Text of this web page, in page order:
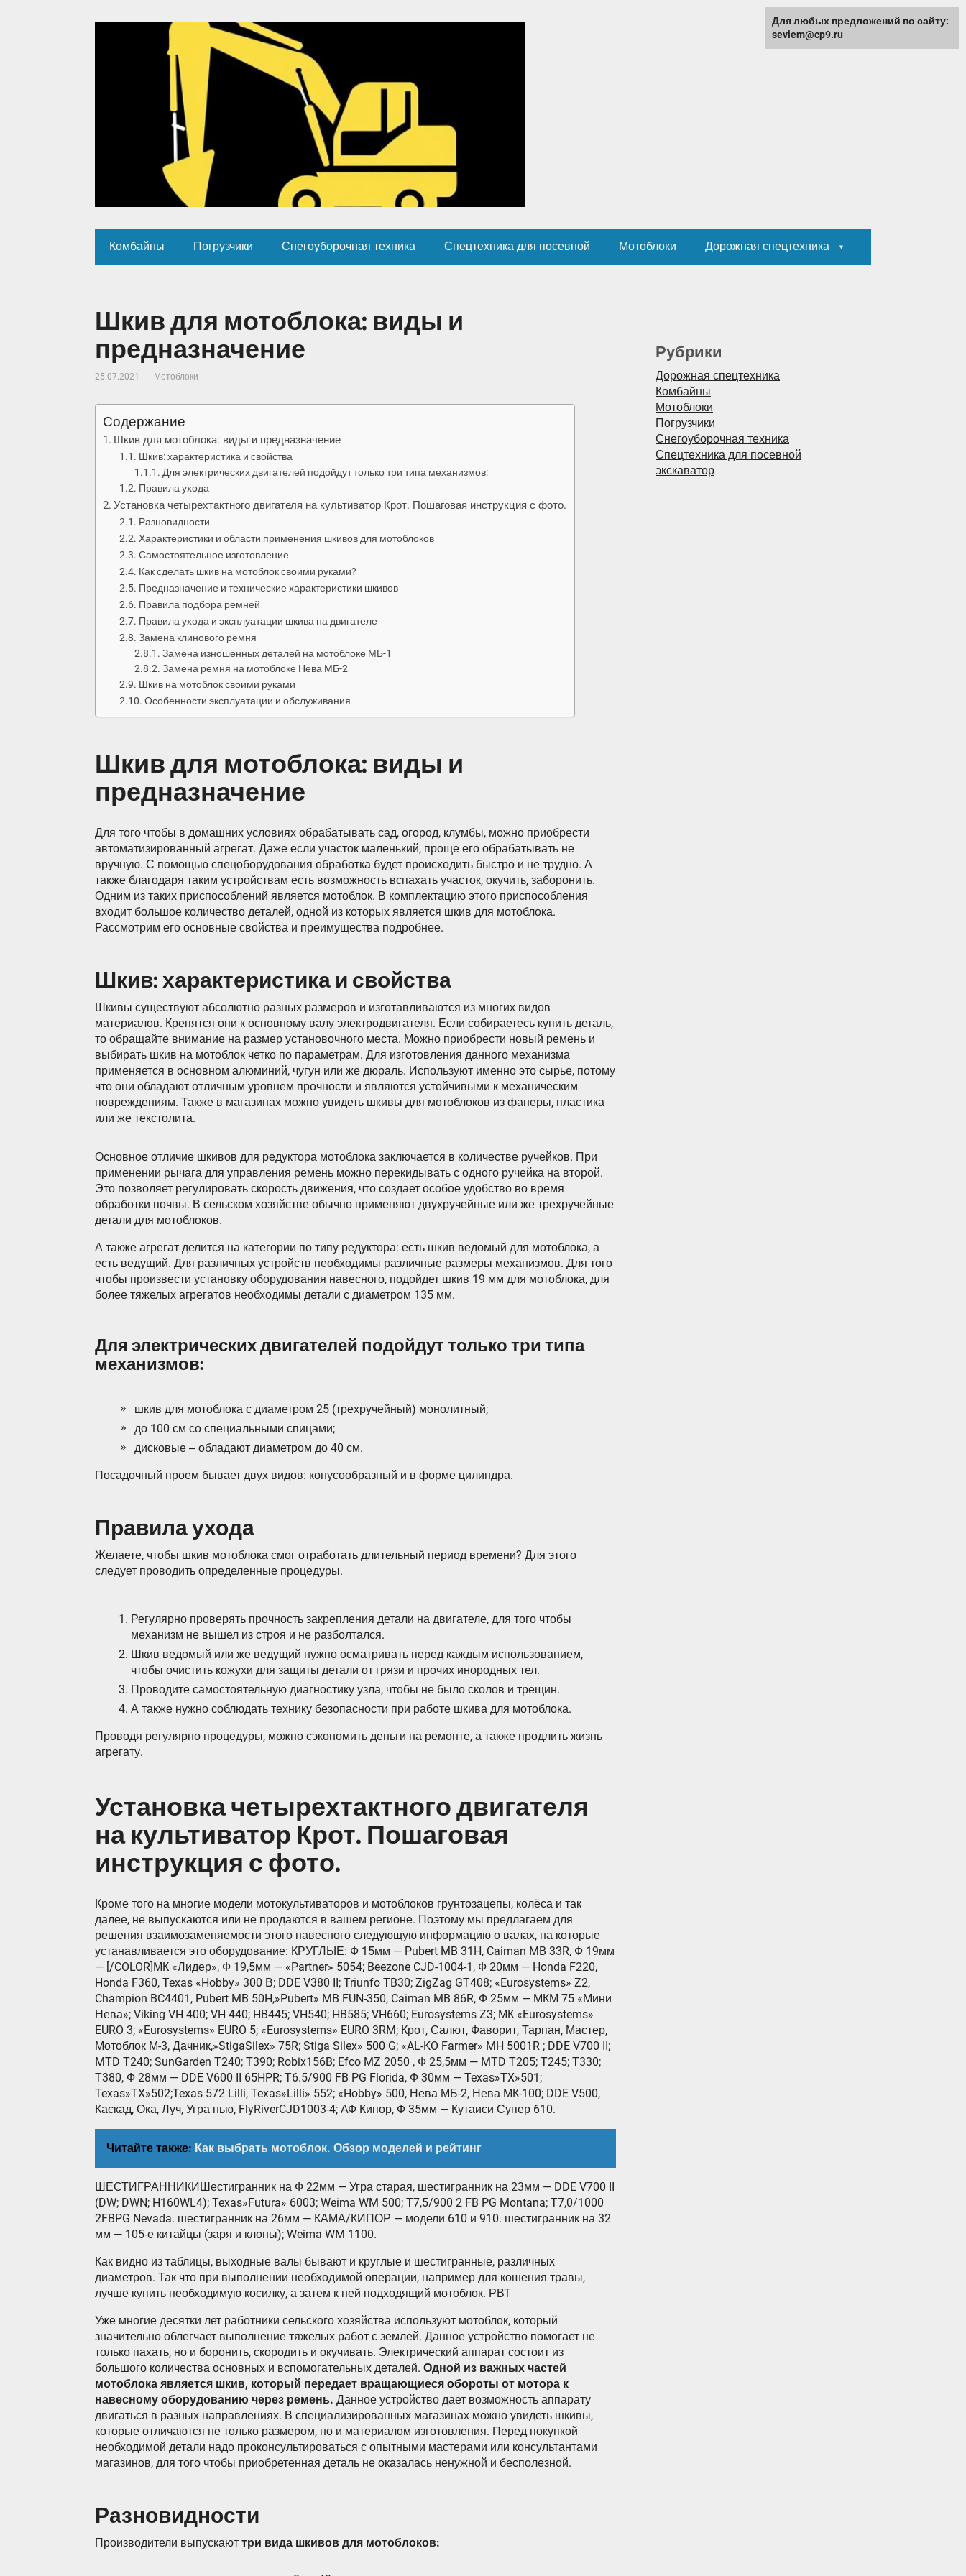
Комбайны Погрузчики Снегоуборочная техника Спецтехника для посевной Мотоблоки Дорожная спецтехника
Шкив для мотоблока: виды и
предназначение
25.07.2021 Мотоблоки
Содержание
Шкив для мотоблока: виды и предназначение
Шкив: характеристика и свойства
Для электрических двигателей подойдут только три типа механизмов:
Правила ухода
Установка четырехтактного двигателя на культиватор Крот. Пошаговая инструкция с фото.
Разновидности
Характеристики и области применения шкивов для мотоблоков
Самостоятельное изготовление
Как сделать шкив на мотоблок своими руками?
Предназначение и технические характеристики шкивов
Правила подбора ремней
Правила ухода и эксплуатации шкива на двигателе
Замена клинового ремня
Замена изношенных деталей на мотоблоке МБ-1
Замена ремня на мотоблоке Нева МБ-2
Шкив на мотоблок своими руками
Особенности эксплуатации и обслуживания
Шкив для мотоблока: виды и
предназначение
Для того чтобы в домашних условиях обрабатывать сад, огород, клумбы, можно приобрести
автоматизированный агрегат. Даже если участок маленький, проще его обрабатывать не
вручную. С помощью спецоборудования обработка будет происходить быстро и не трудно. А
также благодаря таким устройствам есть возможность вспахать участок, окучить, заборонить.
Одним из таких приспособлений является мотоблок. В комплектацию этого приспособления
входит большое количество деталей, одной из которых является шкив для мотоблока.
Рассмотрим его основные свойства и преимущества подробнее.
Шкив: характеристика и свойства
Шкивы существуют абсолютно разных размеров и изготавливаются из многих видов
материалов. Крепятся они к основному валу электродвигателя. Если собираетесь купить деталь,
то обращайте внимание на размер установочного места. Можно приобрести новый ремень и
выбирать шкив на мотоблок четко по параметрам. Для изготовления данного механизма
применяется в основном алюминий, чугун или же дюраль. Используют именно это сырье, потому
что они обладают отличным уровнем прочности и являются устойчивыми к механическим
повреждениям. Также в магазинах можно увидеть шкивы для мотоблоков из фанеры, пластика
или же текстолита.
Основное отличие шкивов для редуктора мотоблока заключается в количестве ручейков. При
применении рычага для управления ремень можно перекидывать с одного ручейка на второй.
Это позволяет регулировать скорость движения, что создает особое удобство во время
обработки почвы. В сельском хозяйстве обычно применяют двухручейные или же трехручейные
детали для мотоблоков.
А также агрегат делится на категории по типу редуктора: есть шкив ведомый для мотоблока, а
есть ведущий. Для различных устройств необходимы различные размеры механизмов. Для того
чтобы произвести установку оборудования навесного, подойдет шкив 19 мм для мотоблока, для
более тяжелых агрегатов необходимы детали с диаметром 135 мм.
Для электрических двигателей подойдут только три типа
механизмов:
шкив для мотоблока с диаметром 25 (трехручейный) монолитный;
до 100 см со специальными спицами;
дисковые ‒ обладают диаметром до 40 см.
Посадочный проем бывает двух видов: конусообразный и в форме цилиндра.
Правила ухода
Желаете, чтобы шкив мотоблока смог отработать длительный период времени? Для этого
следует проводить определенные процедуры.
Регулярно проверять прочность закрепления детали на двигателе, для того чтобы
механизм не вышел из строя и не разболтался.
Шкив ведомый или же ведущий нужно осматривать перед каждым использованием,
чтобы очистить кожухи для защиты детали от грязи и прочих инородных тел.
Проводите самостоятельную диагностику узла, чтобы не было сколов и трещин.
А также нужно соблюдать технику безопасности при работе шкива для мотоблока.
Проводя регулярно процедуры, можно сэкономить деньги на ремонте, а также продлить жизнь
агрегату.
Установка четырехтактного двигателя
на культиватор Крот. Пошаговая
инструкция с фото.
Кроме того на многие модели мотокультиваторов и мотоблоков грунтозацепы, колёса и так
далее, не выпускаются или не продаются в вашем регионе. Поэтому мы предлагаем для
решения взаимозаменяемости этого навесного следующую информацию о валах, на которые
устанавливается это оборудование: КРУГЛЫЕ: Ф 15мм — Pubert MB 31H, Caiman MB 33R, Ф 19мм
— [/COLOR]МК «Лидер», Ф 19,5мм — «Partner» 5054; Beezone CJD-1004-1, Ф 20мм — Honda F220,
Honda F360, Texas «Hobby» 300 В; DDE V380 II; Triunfo TB30; ZigZag GT408; «Eurosystems» Z2,
Champion BC4401, Pubert MB 50H,»Pubert» MB FUN-350, Caiman MB 86R, Ф 25мм — МКМ 75 «Мини
Нева»; Viking VH 400; VH 440; HB445; VH540; HB585; VH660; Eurosystems Z3; МК «Eurosystems»
EURO 3; «Eurosystems» EURO 5; «Eurosystems» EURO 3RM; Крот, Салют, Фаворит, Тарпан, Мастер,
Мотоблок М-3, Дачник,»StigaSilex» 75R; Stiga Silex» 500 G; «AL-KO Farmer» MH 5001R ; DDE V700 II;
MTD T240; SunGarden T240; Т390; Robix156B; Efco MZ 2050 , Ф 25,5мм — MTD T205; T245; T330;
T380, Ф 28мм — DDE V600 II 65HPR; T6.5/900 FB PG Florida, Ф 30мм — Texas»TX»501;
Texas»TX»502;Texas 572 Lilli, Texas»Lilli» 552; «Hobby» 500, Нева МБ-2, Нева МК-100; DDE V500,
Каскад, Ока, Луч, Угра нью, FlyRiverCJD1003-4; АФ Кипор, Ф 35мм — Кутаиси Супер 610.
Читайте также: Как выбрать мотоблок. Обзор моделей и рейтинг
ШЕСТИГРАННИКИШестигранник на Ф 22мм — Угра старая, шестигранник на 23мм — DDE V700 II
(DW; DWN; H160WL4); Texas»Futura» 6003; Weima WM 500; T7,5/900 2 FB PG Montana; T7,0/1000
2FBPG Nevada. шестигранник на 26мм — КАМА/КИПОР — модели 610 и 910. шестигранник на 32
мм — 105-е китайцы (заря и клоны); Weima WM 1100.
Как видно из таблицы, выходные валы бывают и круглые и шестигранные, различных
диаметров. Так что при выполнении необходимой операции, например для кошения травы,
лучше купить необходимую косилку, а затем к ней подходящий мотоблок. РВТ
Уже многие десятки лет работники сельского хозяйства используют мотоблок, который
значительно облегчает выполнение тяжелых работ с землей. Данное устройство помогает не
только пахать, но и боронить, скородить и окучивать. Электрический аппарат состоит из
большого количества основных и вспомогательных деталей. Одной из важных частей
мотоблока является шкив, который передает вращающиеся обороты от мотора к
навесному оборудованию через ремень. Данное устройство дает возможность аппарату
двигаться в разных направлениях. В специализированных магазинах можно увидеть шкивы,
которые отличаются не только размером, но и материалом изготовления. Перед покупкой
необходимой детали надо проконсультироваться с опытными мастерами или консультантами
магазинов, для того чтобы приобретенная деталь не оказалась ненужной и бесполезной.
Разновидности
Производители выпускают три вида шкивов для мотоблоков:
Рубрики
Дорожная спецтехника
Комбайны
Мотоблоки
Погрузчики
Снегоуборочная техника
Спецтехника для посевной
экскаватор
Для любых предложений по сайту:
seviem@cp9.ru